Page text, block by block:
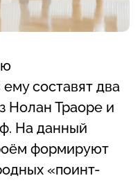
составят два
Нолан Траоре и
На данный
формируют
«поинт-